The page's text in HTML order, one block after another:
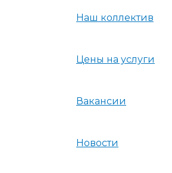
Наш коллектив
Цены на услуги
Вакансии
Новости